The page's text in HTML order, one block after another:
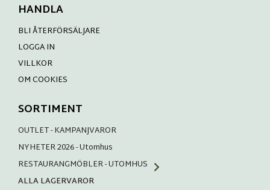
HANDLA
BLI ÅTERFÖRSÄLJARE
LOGGA IN
VILLKOR
OM COOKIES
SORTIMENT
OUTLET - KAMPANJVAROR
NYHETER 2026 - Utomhus
RESTAURANGMÖBLER - UTOMHUS
ALLA LAGERVAROR